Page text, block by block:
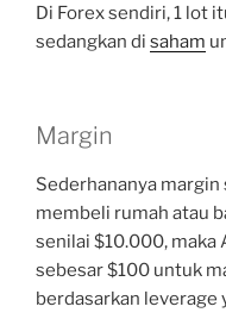
Di Forex sendiri, 1 lot
sedangkan di saham
Margin
Sederhananya
membeli rumah atau
senilai $10.000, maka
sebesar $100 untuk
berdasarkan leverage